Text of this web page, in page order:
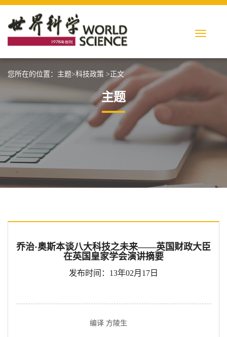
您所在的位置： 主题>科技政策 >正文
主题
乔治·奥斯本谈八大科技之未来——英国财政大臣
在英国皇家学会演讲摘要
发布时间：13年02月17日
编译 方陵生